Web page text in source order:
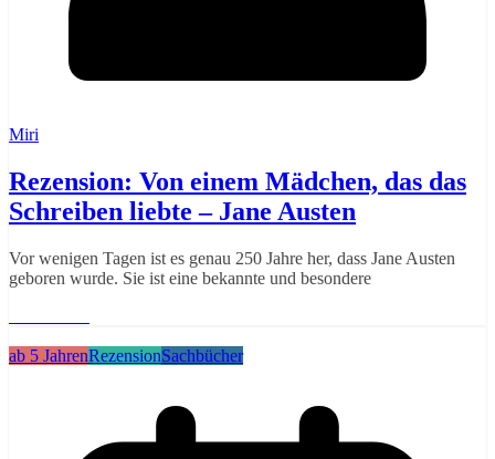
Miri
Rezension: Von einem Mädchen, das das
Schreiben liebte – Jane Austen
Vor wenigen Tagen ist es genau 250 Jahre her, dass Jane Austen
geboren wurde. Sie ist eine bekannte und besondere
ab 5 JahrenRezensionSachbücher